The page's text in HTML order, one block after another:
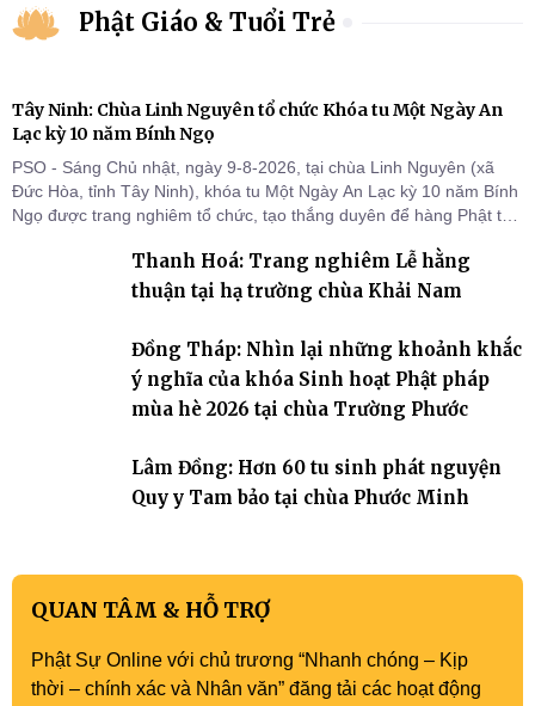
Phật Giáo & Tuổi Trẻ
Tây Ninh: Chùa Linh Nguyên tổ chức Khóa tu Một Ngày An
Lạc kỳ 10 năm Bính Ngọ
PSO - Sáng Chủ nhật, ngày 9-8-2026, tại chùa Linh Nguyên (xã
Đức Hòa, tỉnh Tây Ninh), khóa tu Một Ngày An Lạc kỳ 10 năm Bính
Ngọ được trang nghiêm tổ chức, tạo thắng duyên để hàng Phật tử
đời sống thiện lành.Thanh Hoá: Trang nghiêm Lễ hằng
thuận tại hạ trường chùa Khải Nam
Đồng Tháp: Nhìn lại những khoảnh khắc
ý nghĩa của khóa Sinh hoạt Phật pháp
mùa hè 2026 tại chùa Trường Phước
Lâm Đồng: Hơn 60 tu sinh phát nguyện
Quy y Tam bảo tại chùa Phước Minh
QUAN TÂM & HỖ TRỢ
Phật Sự Online với chủ trương “Nhanh chóng – Kịp
thời – chính xác và Nhân văn” đăng tải các hoạt động